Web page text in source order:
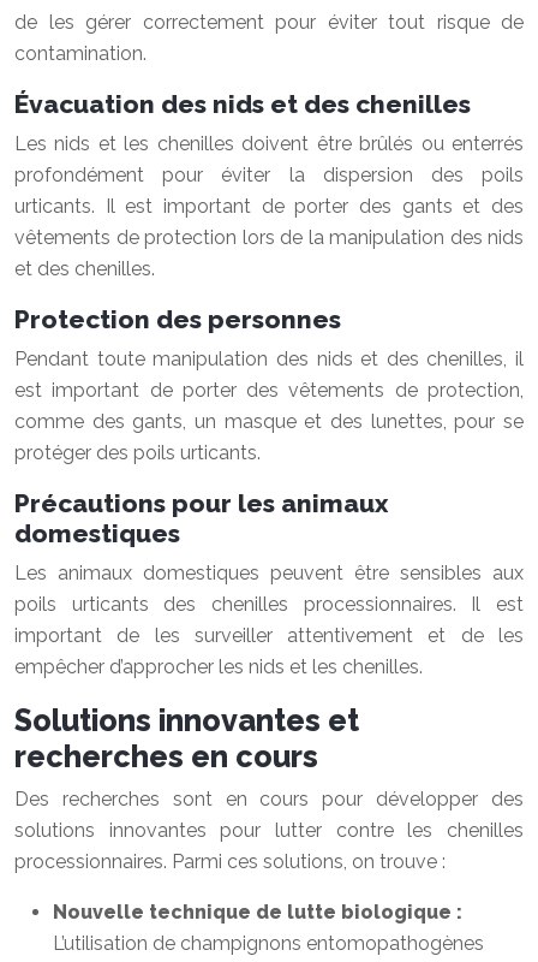
de les gérer correctement pour éviter tout risque de
contamination.
Évacuation des nids et des chenilles
Les nids et les chenilles doivent être brûlés ou enterrés
profondément pour éviter la dispersion des poils
urticants. Il est important de porter des gants et des
vêtements de protection lors de la manipulation des nids
et des chenilles.
Protection des personnes
Pendant toute manipulation des nids et des chenilles, il
est important de porter des vêtements de protection,
comme des gants, un masque et des lunettes, pour se
protéger des poils urticants.
Précautions pour les animaux
domestiques
Les animaux domestiques peuvent être sensibles aux
poils urticants des chenilles processionnaires. Il est
important de les surveiller attentivement et de les
empêcher d’approcher les nids et les chenilles.
Solutions innovantes et
recherches en cours
Des recherches sont en cours pour développer des
solutions innovantes pour lutter contre les chenilles
processionnaires. Parmi ces solutions, on trouve :
Nouvelle technique de lutte biologique :
L’utilisation de champignons entomopathogènes